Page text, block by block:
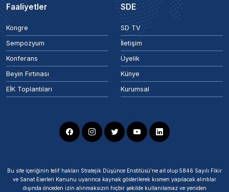
Faaliyetler
Kongre
Sempozyum
Konferans
Beyin Fırtınası
EİK Toplantıları
SDE
SD TV
İletişim
Üyelik
Künye
Kurumsal
Bu site içeriğinin telif hakları Stratejik Düşünce Enstitüsü’ne ait olup 5846 Sayılı Fikir
ve Sanat Eserleri Kanunu uyarınca kaynak gösterilerek kısmen yapılacak alıntılar
dışında önceden izin alınmaksızın hiçbir şekilde kullanılamaz ve yeniden